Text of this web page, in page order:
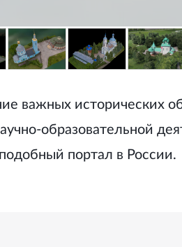
важных исторических
образовательной
портал в России.